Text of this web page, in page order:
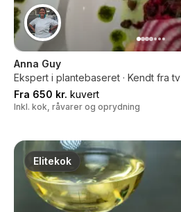
Anna Guy
Ekspert i plantebaseret · Kendt fra tv
Fra 650 kr. kuvert
Inkl. kok, råvarer og oprydning
Elitekok